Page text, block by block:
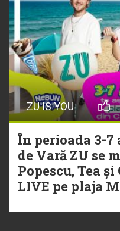
ZU IS YOU
În perioada 3-
de Vară ZU se
Popescu, Tea
LIVE pe plaja